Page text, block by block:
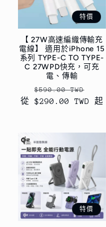
特價
【 27W高速編織傳輸充
電線】 適用於iPhone 15
系列 TYPE-C TO TYPE-
C 27WPD快充，可充
電、傳輸
定
價
$590.00 TWD
價
從 $290.00 TWD 起
特價